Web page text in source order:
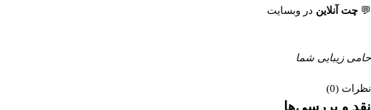
💬 چت آنلاین در وبسایت
حامی زیبایی شما
نظرات (0)
نقد و بررسی‌ها